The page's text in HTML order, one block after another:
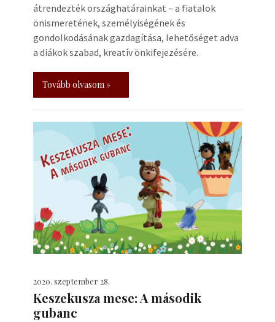
átrendezték országhatárainkat – a fiatalok
önismeretének, személyiségének és
gondolkodásának gazdagítása, lehetőséget adva
a diákok szabad, kreatív önkifejezésére.
Tovább olvasom »
2020. szeptember 28.
Keszekusza mese: A második
gubanc